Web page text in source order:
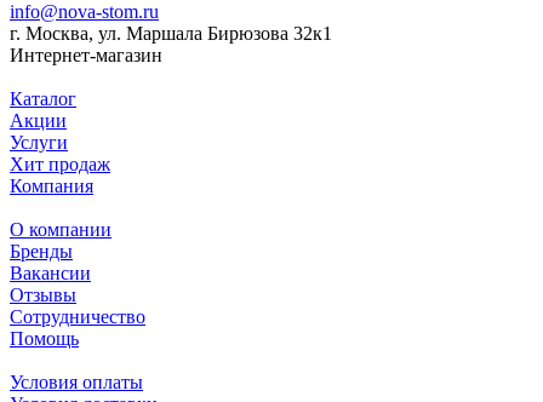
info@nova-stom.ru
г. Москва, ул. Маршала Бирюзова 32к1
Интернет-магазин
Каталог
Акции
Услуги
Хит продаж
Компания
О компании
Бренды
Вакансии
Отзывы
Сотрудничество
Помощь
Условия оплаты